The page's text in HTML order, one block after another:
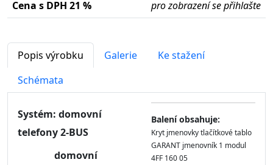
Cena s DPH 21 %
pro zobrazení se přihlašte
Popis výrobku Galerie
Ke stažení
Schémata
Systém: domovní
telefony 2-BUS
domovní
Balení obsahuje:
Kryt jmenovky tlačítkové tablo
GARANT jmenovník 1 modul
4FF 160 05